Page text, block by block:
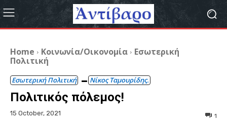
Home Κοινωνία/Οικονομία
Εσωτερική
Πολιτική
Εσωτερική Πολιτική Νίκος Ταμουρίδης.
Πολιτικός πόλεμος!
15 October, 2021 1